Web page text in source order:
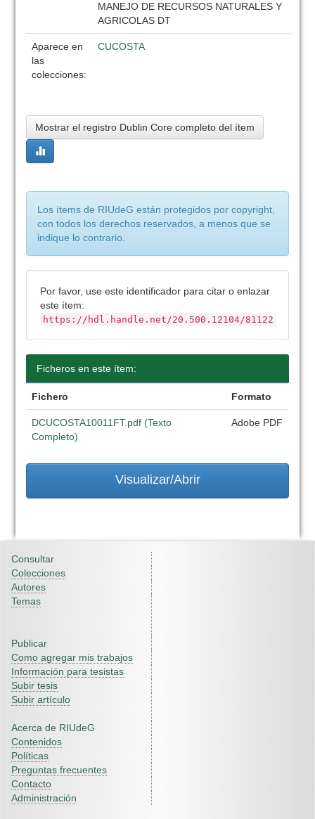
MANEJO DE RECURSOS NATURALES Y
AGRICOLAS DT
Aparece en
las
colecciones:
CUCOSTA
Mostrar el registro Dublin Core completo del ítem
Los ítems de RIUdeG están protegidos por copyright,
con todos los derechos reservados, a menos que se
indique lo contrario.
Por favor, use este identificador para citar o enlazar
este ítem:
https://hdl.handle.net/20.500.12104/81122
Ficheros en este ítem:
Fichero Formato
DCUCOSTA10011FT.pdf (Texto
Completo)
Adobe PDF
Visualizar/Abrir
Consultar
Colecciones
Autores
Temas
Publicar
Como agregar mis trabajos
Información para tesistas
Subir tesis
Subir artículo
Acerca de RIUdeG
Contenidos
Políticas
Preguntas frecuentes
Contacto
Administración